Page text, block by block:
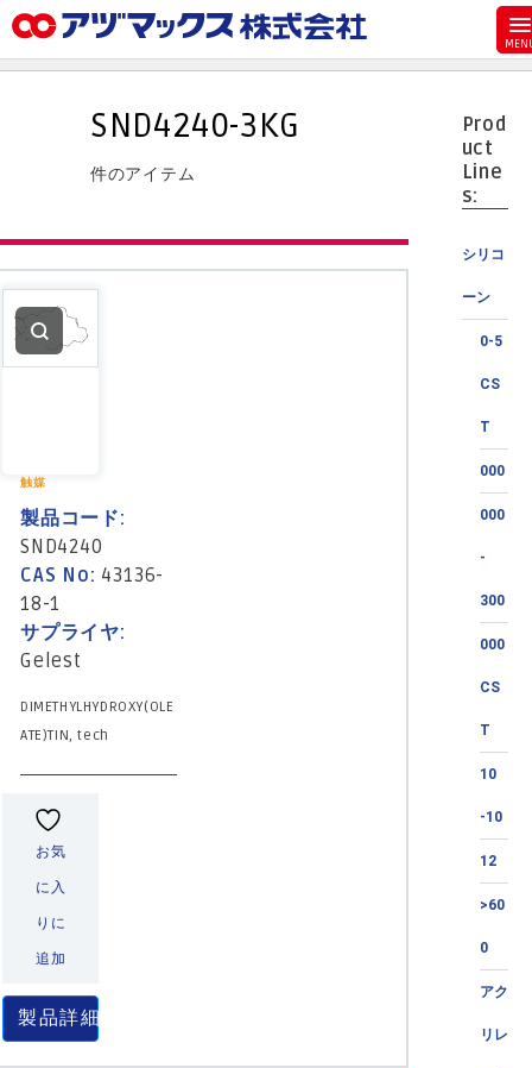
お気に入り
代理店一覧
支払い
Prod
uct
Line
s:
シリコ
ーン
0-5
CS
T
000
000
-
300
000
CS
T
10
-10
12
>60
0
アク
リレ
SND4240-3KG
件のアイテム
触媒
製品コード:
SND4240
CAS No: 43136-
18-1
サプライヤ:
Gelest
DIMETHYLHYDROXY(OLE
ATE)TIN, tech
お気
に入
りに
追加
製品詳細